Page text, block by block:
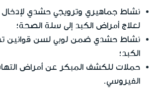
نشاط جماهيري وترويجي حشدي لإدخال
لعلاج أمراض الكبد إلى سلة الصحة؛
نشاط حشدي ضمن لوبي لسن قوانين
الكبد؛
حملات للكشف المبكر عن أمراض
الفيروسي.